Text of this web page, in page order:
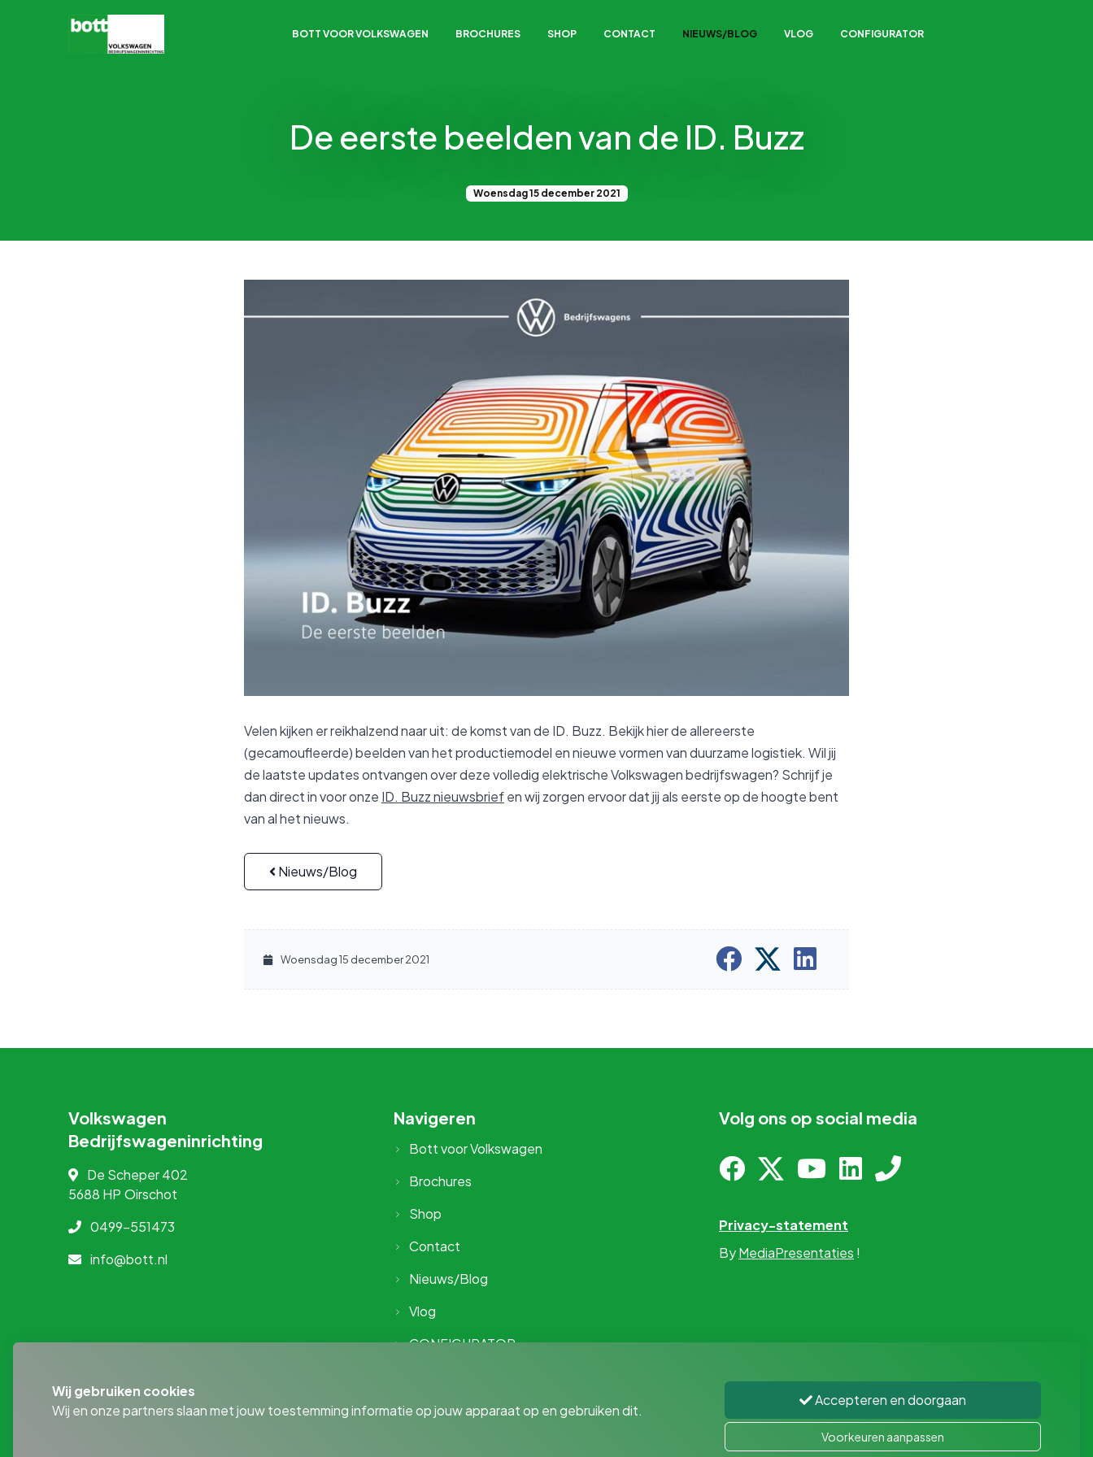
BOTT VOOR VOLKSWAGEN BROCHURES SHOP CONTACT NIEUWS/BLOG VLOG CONFIGURATOR
De eerste beelden van de ID. Buzz
Woensdag 15 december 2021
Velen kijken er reikhalzend naar uit: de komst van de ID. Buzz. Bekijk hier de allereerste
(gecamoufleerde) beelden van het productiemodel en nieuwe vormen van duurzame logistiek. Wil jij
de laatste updates ontvangen over deze volledig elektrische Volkswagen bedrijfswagen? Schrijf je
dan direct in voor onze ID. Buzz nieuwsbriefen wij zorgen ervoor dat jij als eerste op de hoogte bent
van al het nieuws.
Nieuws/Blog
Woensdag 15 december 2021
Volkswagen
Bedrijfswageninrichting
De Scheper 402
5688 HP Oirschot
0499-551473
info@bott.nl
Navigeren
Bott voor Volkswagen
Brochures
Shop
Contact
Nieuws/Blog
Vlog
CONFIGURATOR
Volg ons op social media
Privacy-statement
ByMediaPresentaties !
Wij gebruiken cookies
Wij en onze partners slaan met jouw toestemming informatie op jouw apparaat op en gebruiken dit.
Accepteren en doorgaan
Voorkeuren aanpassen